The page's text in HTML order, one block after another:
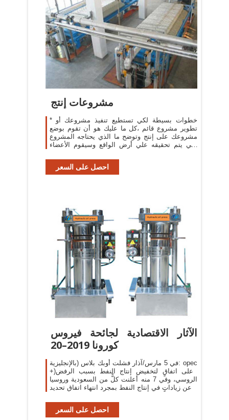
مشروعات إنتج
* خطوات بسيطة لكي تستطيع تنفيذ مشروعك أو
تطوير مشروع قائم ،كل ما عليك هو أن تقوم بوضع
مشروعك على إنتج وتوضح ما الذي يحتاجه المشروع
لكي يتم تحقيقه علي أرض الواقع وسيقوم الأعضاء
احصل على السعر
الآثار الاقتصادية لجائحة فيروس
كورونا 2019–20
في 5 مارس/آذار فشلت أوبك بلاس (بالإنجليزية: opec
+)‏ على اتفاقٍ لتخفيض إنتاج النفط بسبب الرفض
الروسي، وفي 7 منه أعلنت كلٌّ من السعودية وروسيا
عن زياداتٍ في إنتاج النفط بمجرد انتهاء اتفاق تحديد
احصل على السعر